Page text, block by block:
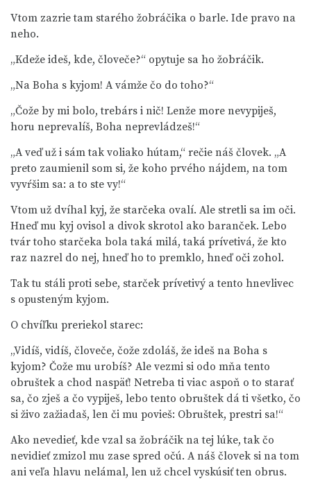
Vtom zazrie tam starého žobráčika o barle. Ide pravo na
neho.
„Kdeže ideš, kde, človeče?“ opytuje sa ho žobráčik.
„Na Boha s kyjom! A vámže čo do toho?“
„Čože by mi bolo, trebárs i nič! Lenže more nevypiješ,
horu neprevalíš, Boha neprevládzeš!“
„A veď už i sám tak voliako hútam,“ rečie náš človek. „A
preto zaumienil som si, že koho prvého nájdem, na tom
vyvŕšim sa: a to ste vy!“
Vtom už dvíhal kyj, že starčeka ovalí. Ale stretli sa im oči.
Hneď mu kyj ovisol a divok skrotol ako baranček. Lebo
tvár toho starčeka bola taká milá, taká prívetivá, že kto
raz nazrel do nej, hneď ho to premklo, hneď oči zohol.
Tak tu stáli proti sebe, starček prívetivý a tento hnevlivec
s opusteným kyjom.
O chvíľku preriekol starec:
„Vidíš, vidíš, človeče, čože zdoláš, že ideš na Boha s
kyjom? Čože mu urobíš? Ale vezmi si odo mňa tento
obruštek a chod naspäť! Netreba ti viac aspoň o to starať
sa, čo zješ a čo vypiješ, lebo tento obruštek dá ti všetko, čo
si živo zažiadaš, len či mu povieš: Obruštek, prestri sa!“
Ako nevedieť, kde vzal sa žobráčik na tej lúke, tak čo
nevidieť zmizol mu zase spred očú. A náš človek si na tom
ani veľa hlavu nelámal, len už chcel vyskúsiť ten obrus.